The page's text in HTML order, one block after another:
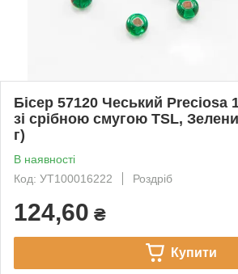
Бісер 57120 Чеський Preciosa
зі срібною смугою TSL,
г)
В наявності
Код: УТ100016222
Роздріб
124,60 ₴
Купити